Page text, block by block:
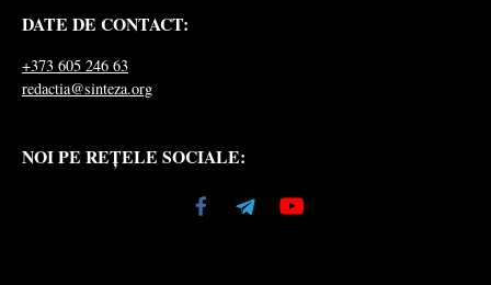
DATE DE CONTACT:
+373 605 246 63
redactia@sinteza.org
NOI PE REȚELE SOCIALE: